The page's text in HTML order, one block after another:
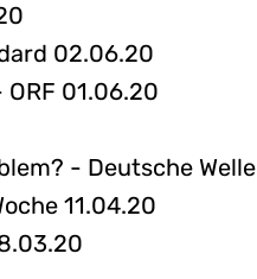
02.06.20
01.06.20
- Deutsche
11.04.20